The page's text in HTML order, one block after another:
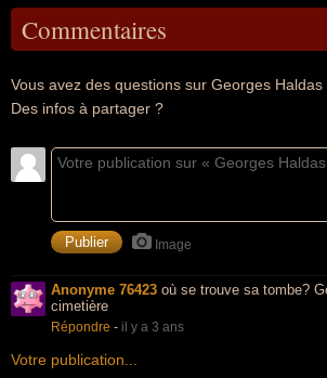
Commentaires
Vous avez des questions sur Georges
Des infos à partager ?
Image
Anonyme 76423 où se trouve sa tombe?
cimetière
Répondre - il y a 3 ans
Votre publication...